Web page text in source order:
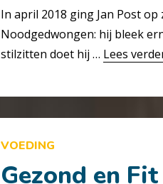
In april 2018 ging Jan Post
Noodgedwongen: hij bleek
stilzitten doet hij … Lees
VOEDING
Gezond en Fit